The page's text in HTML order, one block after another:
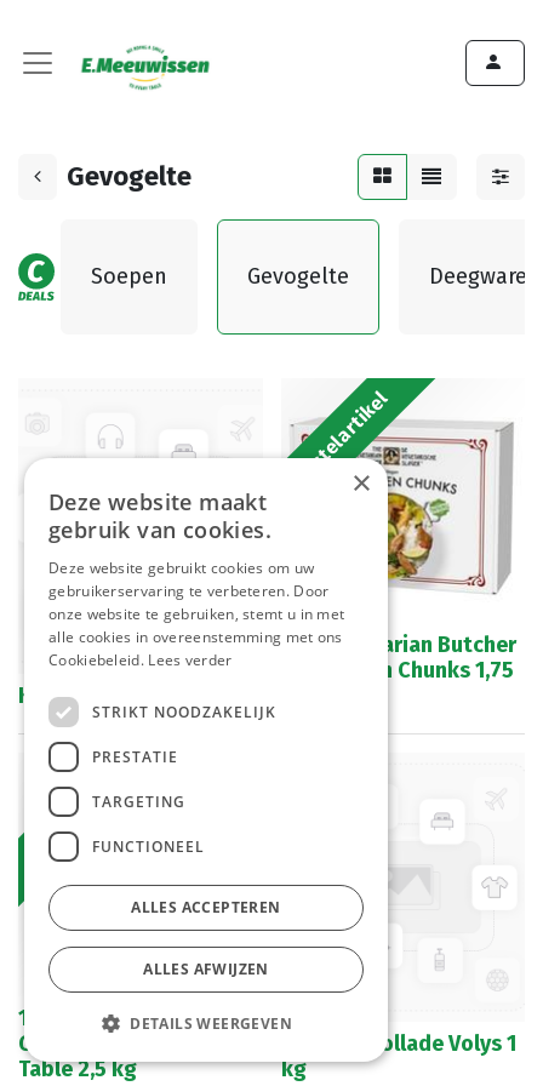
Gevogelte
Soepen Gevogelte Deegwaren
Kip Drumstick DE KG
Bestelartikel
The Vegetarian Butcher
No Chicken Chunks 1,75
Bestelartikel
1021131 Kiphaasje
Gefrituurd 10-15 gr Top
Table 2,5 kg
Kalkoen Rollade Volys 1
kg
×
Deze website maakt
gebruik van cookies.
Deze website gebruikt cookies om uw
gebruikerservaring te verbeteren. Door
onze website te gebruiken, stemt u in met
alle cookies in overeenstemming met ons
Cookiebeleid. Lees verder
STRIKT NOODZAKELIJK
PRESTATIE
TARGETING
FUNCTIONEEL
ALLES ACCEPTEREN
ALLES AFWIJZEN
DETAILS WEERGEVEN